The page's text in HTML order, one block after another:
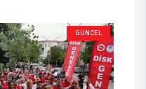
GÜNCEL